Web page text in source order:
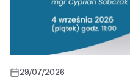
29/07/2026